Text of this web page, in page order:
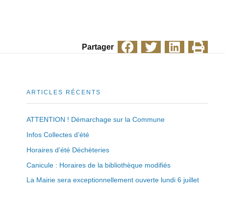
Partager
ARTICLES RÉCENTS
ATTENTION ! Démarchage sur la Commune
Infos Collectes d’été
Horaires d’été Déchèteries
Canicule : Horaires de la bibliothèque modifiés
La Mairie sera exceptionnellement ouverte lundi 6 juillet